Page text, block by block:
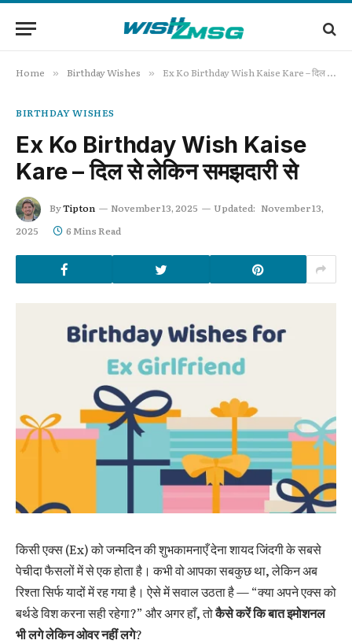
Home » Birthday Wishes » Ex Ko Birthday Wish Kaise Kare – दिल से लेकिन समझदारी से
BIRTHDAY WISHES
Ex Ko Birthday Wish Kaise
Kare – दिल से लेकिन समझदारी से
ByTipton November 13, 2025 Updated: November 13,
2025
6 Mins Read
किसी एक्स (Ex) को जन्मदिन की शुभकामनाएँ देना शायद जिंदगी के सबसे
पेचीदा फैसलों में से एक होता है। कभी वो आपका सबकुछ था, लेकिन अब
रिश्ता सिर्फ यादों में रह गया है। ऐसे में सवाल उठता है —“क्या अपने एक्स को
बर्थडे विश करना सही रहेगा?” और अगर हाँ, तोकैसे करें कि बात इमोशनल
भी लगे लेकिन ओवर नहीं लगे?